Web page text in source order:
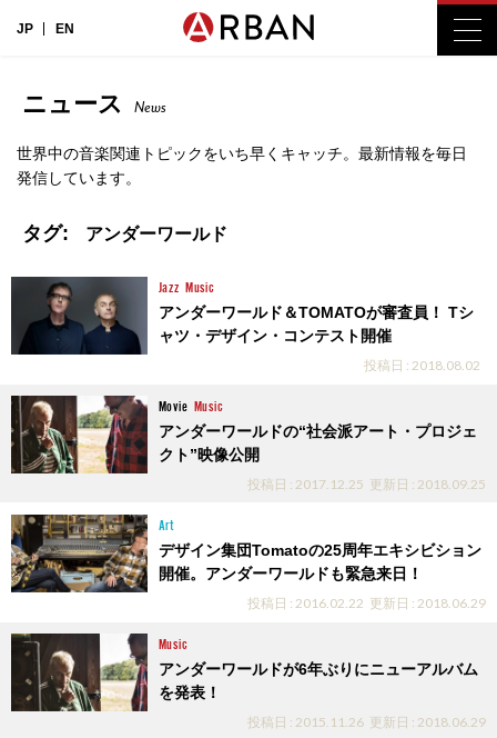
JP EN
ニュース News
世界中の音楽関連トピックをいち早くキャッチ。最新情報を毎日
発信しています。
タグ: アンダーワールド
Jazz Music
アンダーワールド＆TOMATOが審査員！ Tシ
ャツ・デザイン・コンテスト開催
投稿日 : 2018.08.02
Movie Music
アンダーワールドの“社会派アート・プロジェ
クト”映像公開
投稿日 : 2017.12.25 更新日 : 2018.09.25
Art
デザイン集団Tomatoの25周年エキシビション
開催。アンダーワールドも緊急来日！
投稿日 : 2016.02.22 更新日 : 2018.06.29
Music
アンダーワールドが6年ぶりにニューアルバム
を発表！
投稿日 : 2015.11.26 更新日 : 2018.06.29